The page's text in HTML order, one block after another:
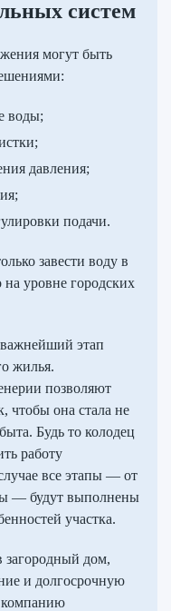
систем
могут быть
воды;
давления;
подачи.
завести воду в
на уровне городских
этап
жилья.
позволяют
чтобы она стала не
Будь то колодец
работу
все этапы — от
— будут выполнены
участка.
загородный дом,
и долгосрочную
компанию